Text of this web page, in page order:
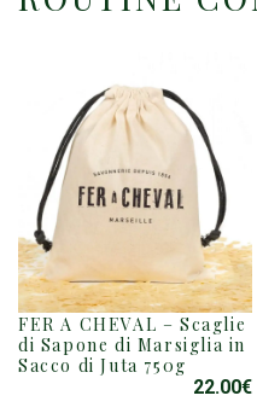
FER A CHEVAL – Scaglie
di Sapone di Marsiglia in
Sacco di Juta 750g
22.00€